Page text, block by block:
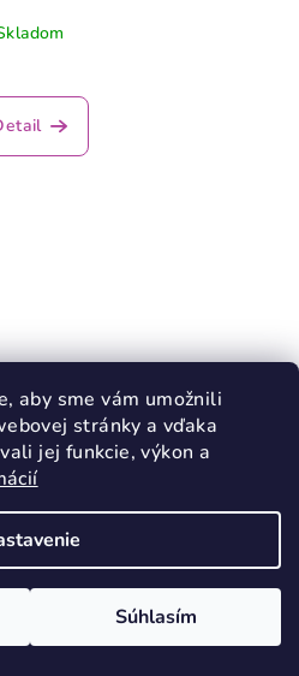
aby sme vám umožnili
stránky a vďaka
jej funkcie, výkon a
Súhlasím
topánky MISKA
KÓD:916/27